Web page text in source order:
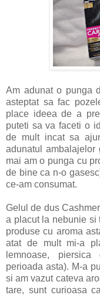
Am adunat o punga
asteptat sa fac
place ideea de a
puteti sa va faceti o
de mult incat sa
adunatul ambalajelor
mai am o punga cu
de bine ca n-o
ce-am consumat.
Gelul de dus
a placut la nebunie si
produse cu aroma
atat de mult mi-a
lemnoase,
perioada asta). M-a
si am vazut cateva
tare, sunt curioasa